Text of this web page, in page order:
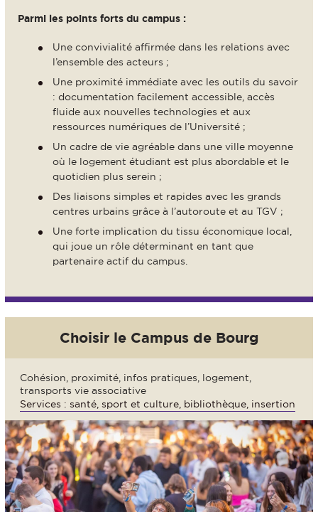
Parmi les points forts du campus :
Une convivialité affirmée dans les relations avec
l’ensemble des acteurs ;
Une proximité immédiate avec les outils du savoir
: documentation facilement accessible, accès
fluide aux nouvelles technologies et aux
ressources numériques de l’Université ;
Un cadre de vie agréable dans une ville moyenne
où le logement étudiant est plus abordable et le
quotidien plus serein ;
Des liaisons simples et rapides avec les grands
centres urbains grâce à l’autoroute et au TGV ;
Une forte implication du tissu économique local,
qui joue un rôle déterminant en tant que
partenaire actif du campus.
Choisir le Campus de Bourg
Cohésion, proximité, infos pratiques, logement,
transports vie associative
Services : santé, sport et culture, bibliothèque, insertion